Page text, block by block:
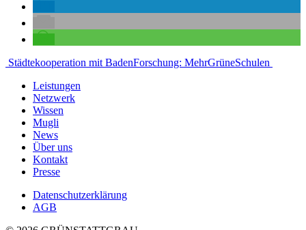
Beitragsnavigation
Städtekooperation mit BadenForschung: MehrGrüneSchulen
Leistungen
Netzwerk
Wissen
Mugli
News
Über uns
Kontakt
Presse
Datenschutzerklärung
AGB